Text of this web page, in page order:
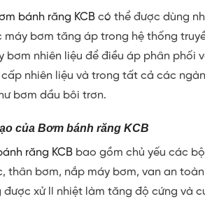
bánh răng KCB có thể được dùng
máy bơm tăng áp trong hệ thống
bơm nhiên liệu để điều áp phân phối
nhiên liệu và trong tất cả các
bơm dầu bôi trơn.
của Bơm bánh răng KCB
răng KCB bao gồm chủ yếu các
thân bơm, nắp máy bơm, van an
được xử lí nhiệt làm tăng độ cứng và